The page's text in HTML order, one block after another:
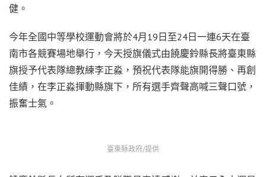
健。
今年全國中等學校運動會將於4月19日至24日一連6天在臺
南市各競賽場地舉行，今天授旗儀式由饒慶鈴縣長將臺東縣
旗授予代表隊總教練李正淼，預祝代表隊能旗開得勝、再創
佳績，在李正淼揮動縣旗下，所有選手齊聲高喊三聲口號，
振奮士氣。
臺東縣政府/提供